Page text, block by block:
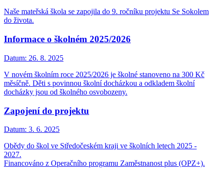
Naše mateřská škola se zapojila do 9. ročníku projektu Se Sokolem
do života.
Informace o školném 2025/2026
Datum: 26. 8. 2025
V novém školním roce 2025/2026 je školné stanoveno na 300 Kč
měsíčně. Děti s povinnou školní docházkou a odkladem školní
docházky jsou od školného osvobozeny.
Zapojení do projektu
Datum: 3. 6. 2025
Obědy do škol ve Středočeském kraji ve školních letech 2025 -
2027.
Financováno z Operačního programu Zaměstnanost plus (OPZ+).